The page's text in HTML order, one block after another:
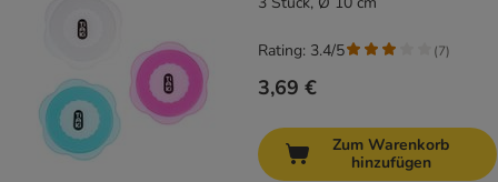
3,69 €
Rating: 3.4/5 (7)
Zum Warenkorb
hinzufügen